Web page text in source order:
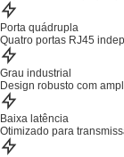
Porta quádrupla
Quatro portas RJ45
Grau industrial
Design robusto com
Baixa latência
Otimizado para